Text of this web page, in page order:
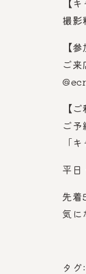
【
撮
【
ご
【
ご
「
平
先着
気に
タグ: